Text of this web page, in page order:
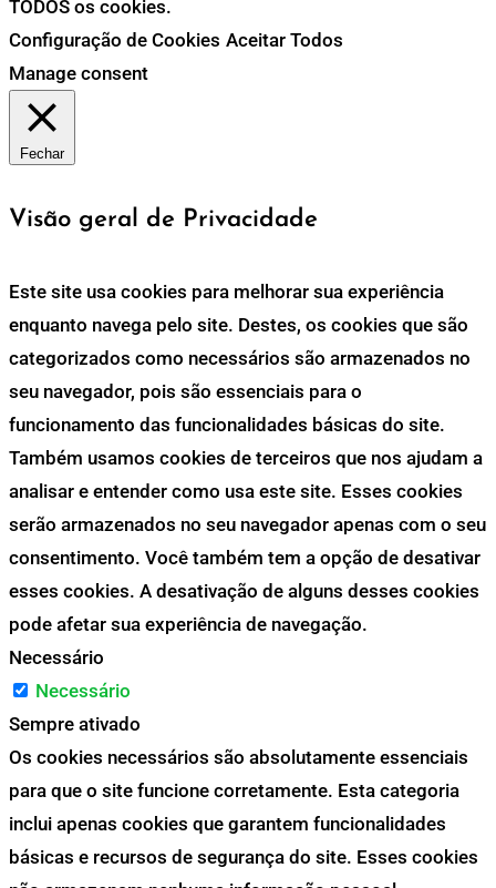
TODOS os cookies.
Configuração de Cookies Aceitar Todos
Manage consent
Fechar
Visão geral de Privacidade
Este site usa cookies para melhorar sua experiência
enquanto navega pelo site. Destes, os cookies que são
categorizados como necessários são armazenados no
seu navegador, pois são essenciais para o
funcionamento das funcionalidades básicas do site.
Também usamos cookies de terceiros que nos ajudam a
analisar e entender como usa este site. Esses cookies
serão armazenados no seu navegador apenas com o seu
consentimento. Você também tem a opção de desativar
esses cookies. A desativação de alguns desses cookies
pode afetar sua experiência de navegação.
Necessário
Necessário
Sempre ativado
Os cookies necessários são absolutamente essenciais
para que o site funcione corretamente. Esta categoria
inclui apenas cookies que garantem funcionalidades
básicas e recursos de segurança do site. Esses cookies